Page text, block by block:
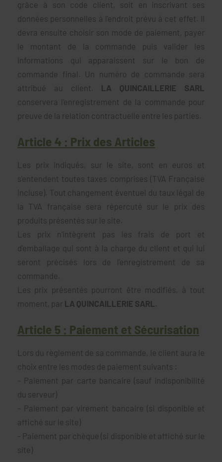
grâce à son code client, soit en inscrivant ses
données personnelles à l'endroit prévu à cet effet. Il
devra ensuite choisir son mode de paiement, payer
le montant de la commande puis valider les
informations qui apparaissent sur le bon de
commande final. Un numéro de commande sera
attribué au client. LA QUINCAILLERIE SARL
conservera l'enregistrement de la commande pour
preuve de la relation contractuelle entre les parties.
Article 4 : Prix des Articles
Les prix indiqués, sur le site, sont en euros et
s'entendent toutes taxes comprises (TVA Française
incluse). Tout changement éventuel du taux légal de
la TVA française sera répercuté sur le prix des
produits présentés sur le site.
Les prix n'intègrent pas les frais de port et
d'emballage qui sont à la charge du client et qui lui
seront précisés lors de l'enregistrement de sa
commande.
Les prix présentés pourront être modifiés, à tout
moment, par LA QUINCAILLERIE SARL .
Article 5 : Paiement et Sécurisation
Lors du règlement de sa commande, le client aura le
choix entre les modes de paiement suivants :
- Paiement par carte bancaire (sauf indisponibilité
du serveur)
- Paiement par virement bancaire (si disponible et
affiché sur le site)
- Paiement par chèque (si disponible et affiché sur le
site)